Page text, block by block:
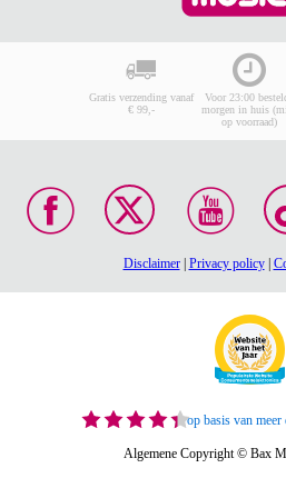
Op voorraad
In mijn
(min.10, max.10000 tekens)
Geschreven tekens:
Plaats je
Gratis verzending vanaf
€ 99,-
Voor 23:00
morgen in huis
op voorraad)
Disclaimer| Privacy policy|
op basis van
Algemene Copyright © Bax